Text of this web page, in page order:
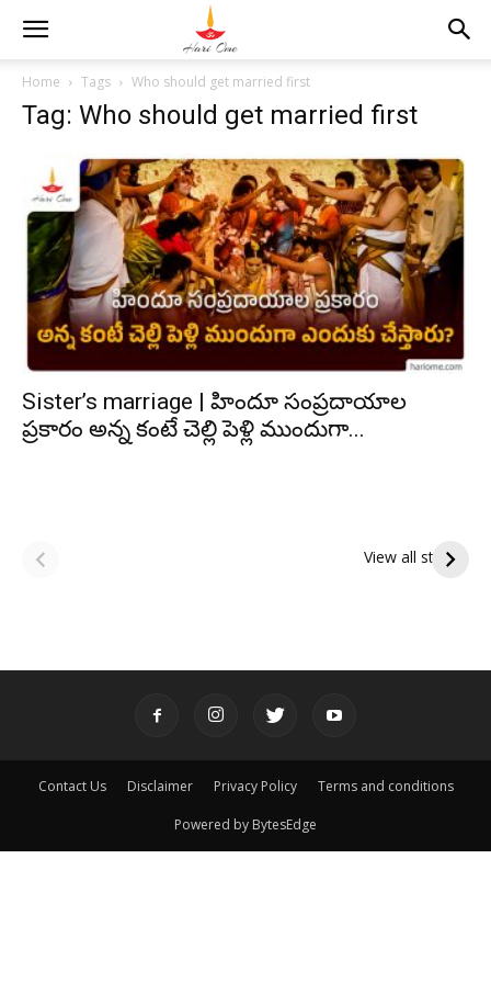
Home Tags Who should get married first
Tag: Who should get married first
Sister’s marriage | హిందూ సంప్రదాయాల
ప్రకారం అన్న కంటే చెల్లి పెళ్లి ముందుగా...
View all stories
పితృదేవతల ఆశీర్వాదం
ఇంద్రకీలాద్రి గిరి ప్రదక్షిణ
Contact Us Disclaimer Privacy Policy Terms and conditions
Powered by BytesEdge